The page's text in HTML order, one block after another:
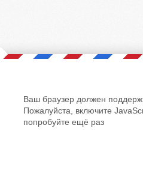
Ваш браузер должен
Пожалуйста, включите
попробуйте ещё раз